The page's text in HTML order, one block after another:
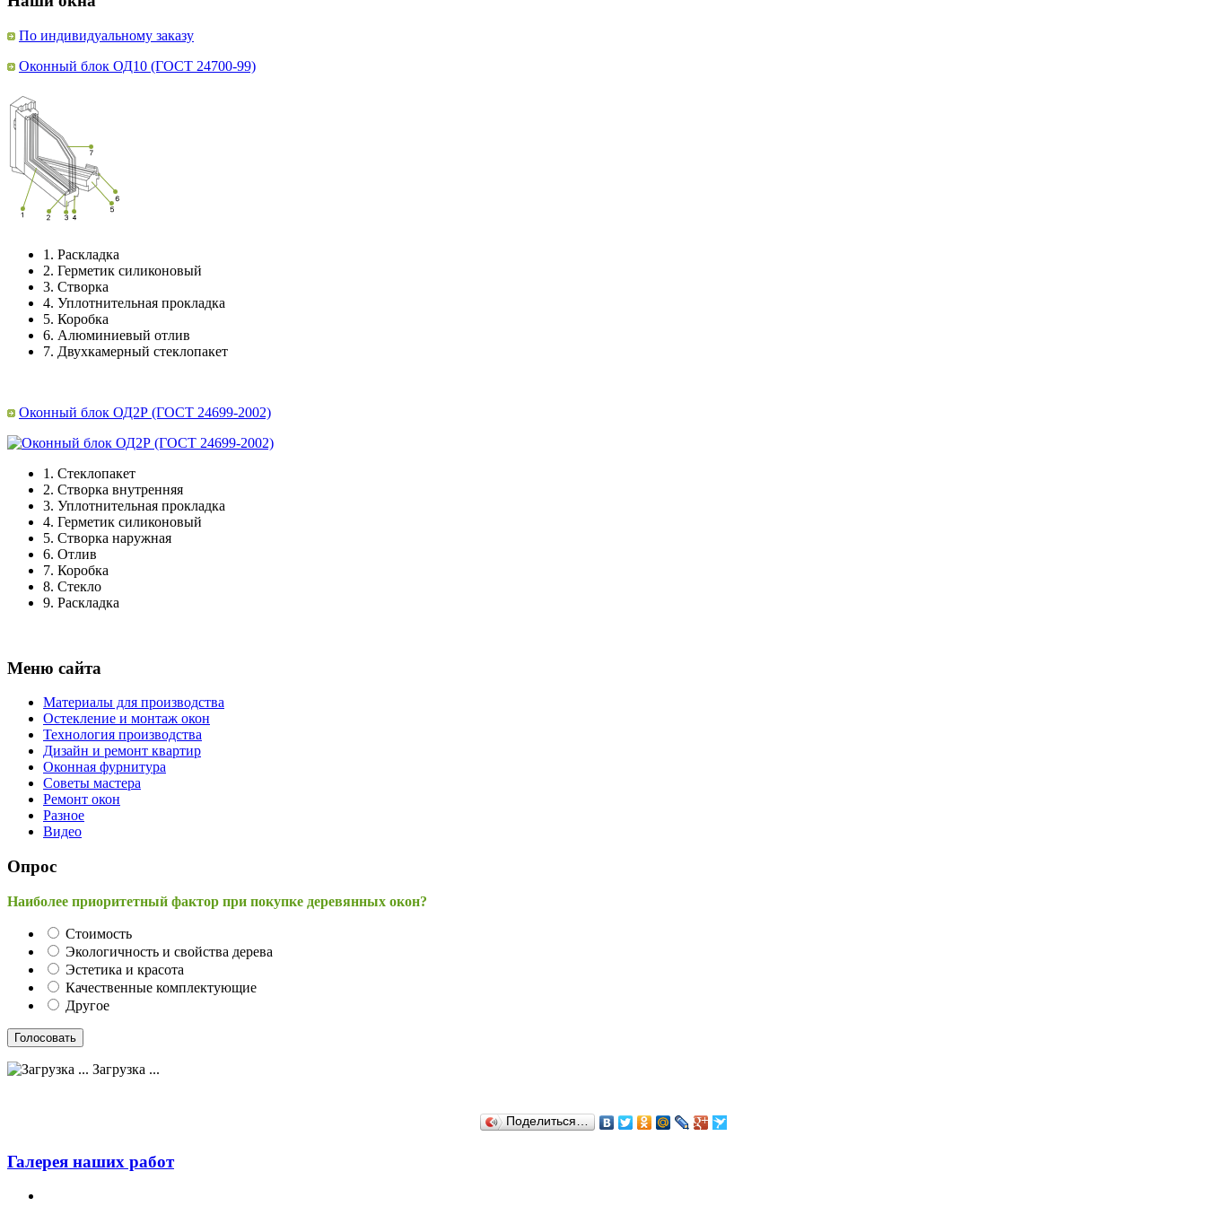
По индивидуальному заказу
Оконный блок ОД10 (ГОСТ 24700-99)
1. Раскладка
2. Герметик силиконовый
3. Створка
4. Уплотнительная прокладка
5. Коробка
6. Алюминиевый отлив
7. Двухкамерный стеклопакет
Оконный блок ОД2Р (ГОСТ 24699-2002)
1. Стеклопакет
2. Створка внутренняя
3. Уплотнительная прокладка
4. Герметик силиконовый
5. Створка наружная
6. Отлив
7. Коробка
8. Стекло
9. Раскладка
Меню сайта
Материалы для производства
Остекление и монтаж окон
Технология производства
Дизайн и ремонт квартир
Оконная фурнитура
Советы мастера
Ремонт окон
Разное
Видео
Опрос
Наиболее приоритетный фактор при покупке деревянных окон?
Стоимость
Экологичность и свойства дерева
Эстетика и красота
Качественные комплектующие
Другое
Загрузка ...
Поделиться…
Галерея наших работ